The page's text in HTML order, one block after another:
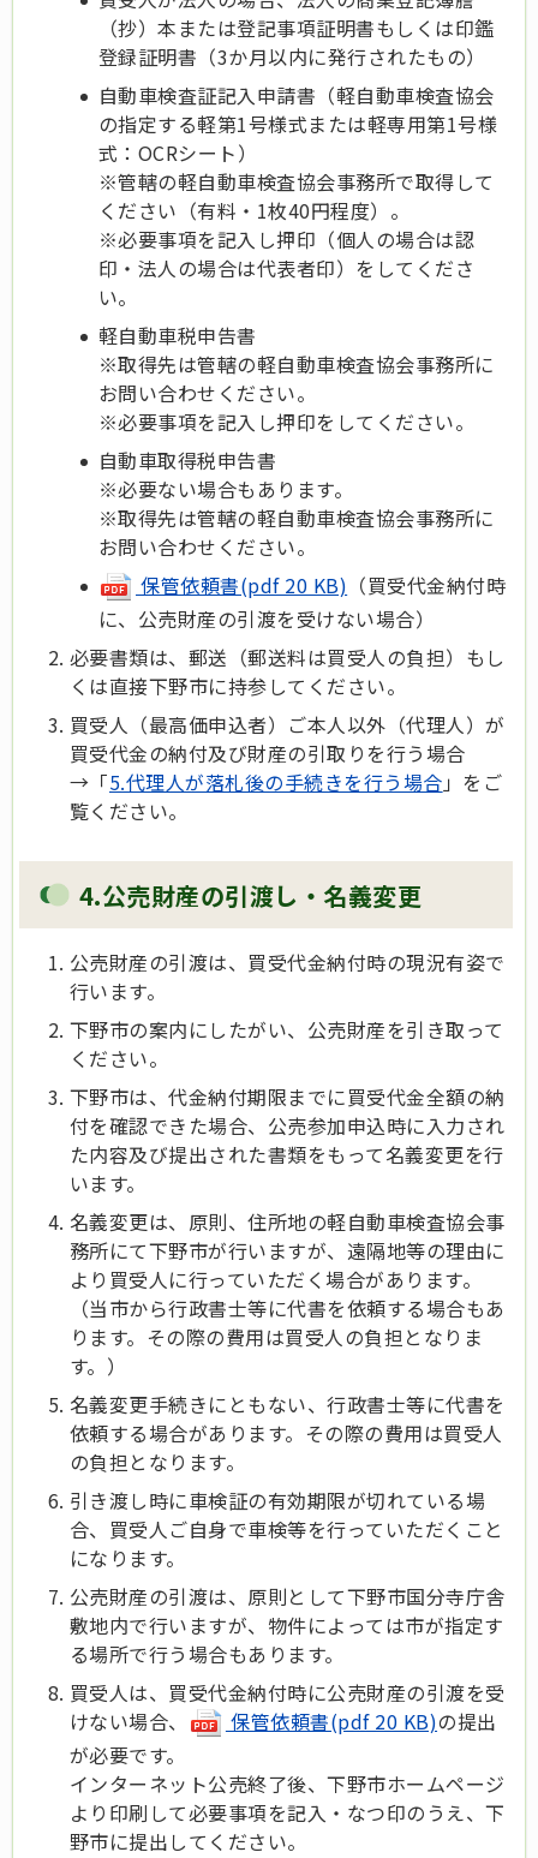
（抄）本または登記事項証明書もしくは印鑑
登録証明書（3か月以内に発行されたもの）
自動車検査証記入申請書（軽自動車検査協会
の指定する軽第1号様式または軽専用第1号様
式：OCRシート）
※管轄の軽自動車検査協会事務所で取得して
ください（有料・1枚40円程度）。
※必要事項を記入し押印（個人の場合は認
印・法人の場合は代表者印）をしてくださ
い。
軽自動車税申告書
※取得先は管轄の軽自動車検査協会事務所に
お問い合わせください。
※必要事項を記入し押印をしてください。
自動車取得税申告書
※必要ない場合もあります。
※取得先は管轄の軽自動車検査協会事務所に
お問い合わせください。
保管依頼書(pdf 20 KB) （買受代金納付時
に、公売財産の引渡を受けない場合）
必要書類は、郵送（郵送料は買受人の負担）もし
くは直接下野市に持参してください。
買受人（最高価申込者）ご本人以外（代理人）が
買受代金の納付及び財産の引取りを行う場合
→「5.代理人が落札後の手続きを行う場合 」をご
覧ください。
4.公売財産の引渡し・名義変更
公売財産の引渡は、買受代金納付時の現況有姿で
行います。
下野市の案内にしたがい、公売財産を引き取って
ください。
下野市は、代金納付期限までに買受代金全額の納
付を確認できた場合、公売参加申込時に入力され
た内容及び提出された書類をもって名義変更を行
います。
名義変更は、原則、住所地の軽自動車検査協会事
務所にて下野市が行いますが、遠隔地等の理由に
より買受人に行っていただく場合があります。
（当市から行政書士等に代書を依頼する場合もあ
ります。その際の費用は買受人の負担となりま
す。）
名義変更手続きにともない、行政書士等に代書を
依頼する場合があります。その際の費用は買受人
の負担となります。
引き渡し時に車検証の有効期限が切れている場
合、買受人ご自身で車検等を行っていただくこと
になります。
公売財産の引渡は、原則として下野市国分寺庁舎
敷地内で行いますが、物件によっては市が指定す
る場所で行う場合もあります。
買受人は、買受代金納付時に公売財産の引渡を受
けない場合、
保管依頼書(pdf 20 KB)の提出
が必要です。
インターネット公売終了後、下野市ホームページ
より印刷して必要事項を記入・なつ印のうえ、下
野市に提出してください。